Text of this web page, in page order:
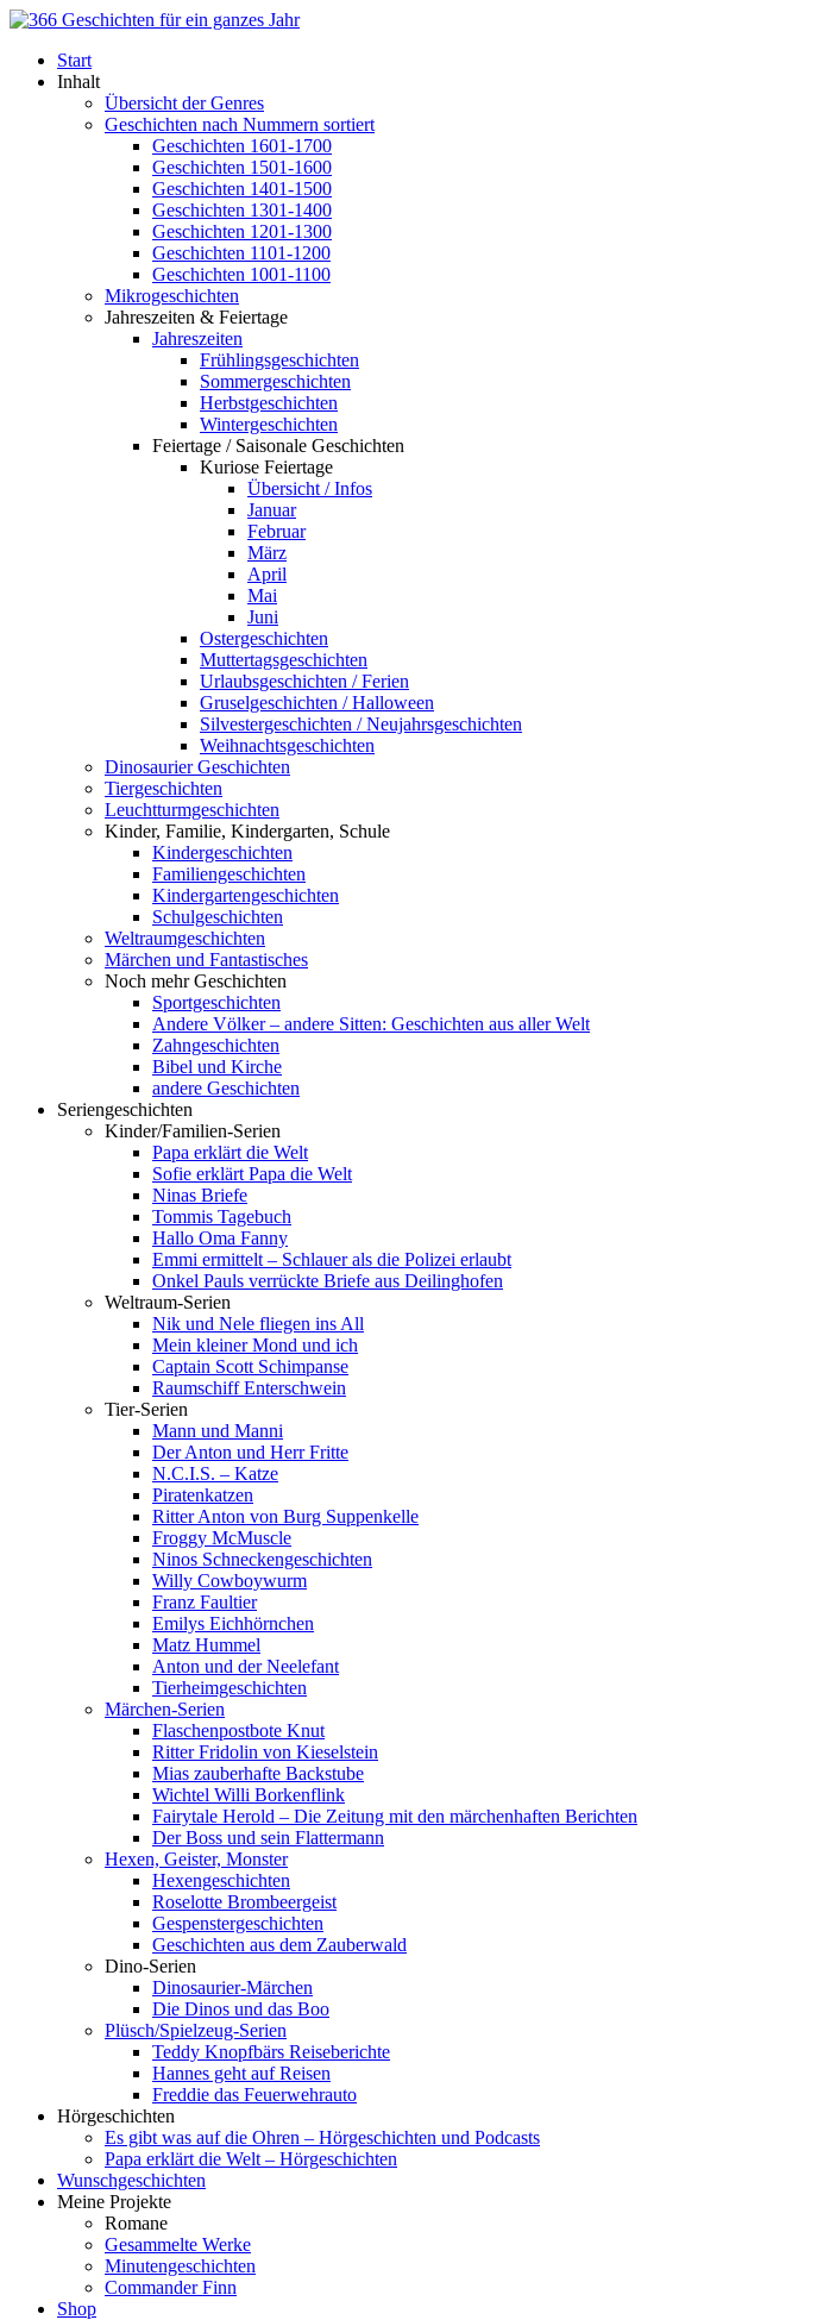
Start
Inhalt
Übersicht der Genres
Geschichten nach Nummern sortiert
Geschichten 1601-1700
Geschichten 1501-1600
Geschichten 1401-1500
Geschichten 1301-1400
Geschichten 1201-1300
Geschichten 1101-1200
Geschichten 1001-1100
Mikrogeschichten
Jahreszeiten & Feiertage
Jahreszeiten
Frühlingsgeschichten
Sommergeschichten
Herbstgeschichten
Wintergeschichten
Feiertage / Saisonale Geschichten
Kuriose Feiertage
Übersicht / Infos
Januar
Februar
März
April
Mai
Juni
Ostergeschichten
Muttertagsgeschichten
Urlaubsgeschichten / Ferien
Gruselgeschichten / Halloween
Silvestergeschichten / Neujahrsgeschichten
Weihnachtsgeschichten
Dinosaurier Geschichten
Tiergeschichten
Leuchtturmgeschichten
Kinder, Familie, Kindergarten, Schule
Kindergeschichten
Familiengeschichten
Kindergartengeschichten
Schulgeschichten
Weltraumgeschichten
Märchen und Fantastisches
Noch mehr Geschichten
Sportgeschichten
Andere Völker – andere Sitten: Geschichten aus aller Welt
Zahngeschichten
Bibel und Kirche
andere Geschichten
Seriengeschichten
Kinder/Familien-Serien
Papa erklärt die Welt
Sofie erklärt Papa die Welt
Ninas Briefe
Tommis Tagebuch
Hallo Oma Fanny
Emmi ermittelt – Schlauer als die Polizei erlaubt
Onkel Pauls verrückte Briefe aus Deilinghofen
Weltraum-Serien
Nik und Nele fliegen ins All
Mein kleiner Mond und ich
Captain Scott Schimpanse
Raumschiff Enterschwein
Tier-Serien
Mann und Manni
Der Anton und Herr Fritte
N.C.I.S. – Katze
Piratenkatzen
Ritter Anton von Burg Suppenkelle
Froggy McMuscle
Ninos Schneckengeschichten
Willy Cowboywurm
Franz Faultier
Emilys Eichhörnchen
Matz Hummel
Anton und der Neelefant
Tierheimgeschichten
Märchen-Serien
Flaschenpostbote Knut
Ritter Fridolin von Kieselstein
Mias zauberhafte Backstube
Wichtel Willi Borkenflink
Fairytale Herold – Die Zeitung mit den märchenhaften Berichten
Der Boss und sein Flattermann
Hexen, Geister, Monster
Hexengeschichten
Roselotte Brombeergeist
Gespenstergeschichten
Geschichten aus dem Zauberwald
Dino-Serien
Dinosaurier-Märchen
Die Dinos und das Boo
Plüsch/Spielzeug-Serien
Teddy Knopfbärs Reiseberichte
Hannes geht auf Reisen
Freddie das Feuerwehrauto
Hörgeschichten
Es gibt was auf die Ohren – Hörgeschichten und Podcasts
Papa erklärt die Welt – Hörgeschichten
Wunschgeschichten
Meine Projekte
Romane
Gesammelte Werke
Minutengeschichten
Commander Finn
Shop